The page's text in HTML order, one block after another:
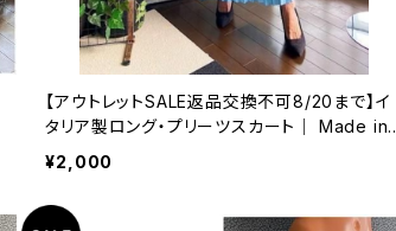
【アウトレットSALE返品交換不可8/20まで】イ
タリア製ロング・プリーツスカート｜ Made in I
TALY インポート マキシスカート｜ホワイト＆ブ
ルー
¥2,000